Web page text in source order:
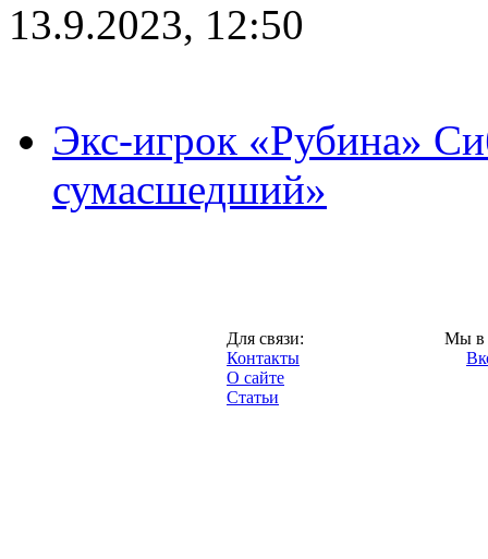
13.9.2023, 12:50
Экс-игрок «Рубина»
сумасшедший»
Для связи:
Контакты
О сайте
Статьи
Мы в